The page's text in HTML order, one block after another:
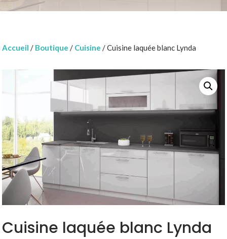
Accueil / Boutique / Cuisine / Cuisine laquée blanc Lynda
Cuisine laquée blanc Lynda